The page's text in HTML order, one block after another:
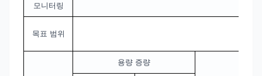
모니터링
목표 범위
용량 증량